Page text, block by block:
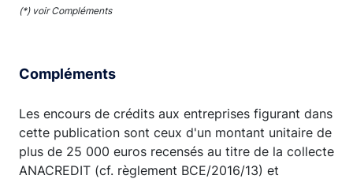
End of interactive chart.
(*) voir Compléments
Compléments
Les encours de crédits aux entreprises figurant dans
cette publication sont ceux d'un montant unitaire de
plus de 25 000 euros recensés au titre de la collecte
ANACREDIT (cf. règlement BCE/2016/13) et